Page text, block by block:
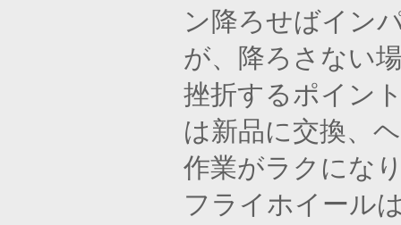
ン降ろせばイン
が、降ろさない
挫折するポイン
は新品に交換、
作業がラクにな
フライホイール